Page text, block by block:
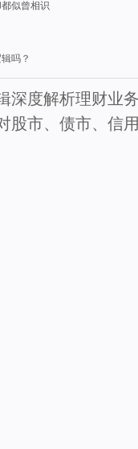
似曾相识
吗？
深度解析理财业
股市、债市、信